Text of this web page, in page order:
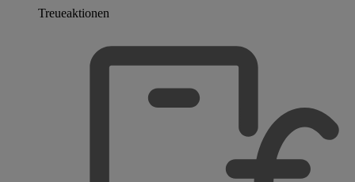
Treueaktionen